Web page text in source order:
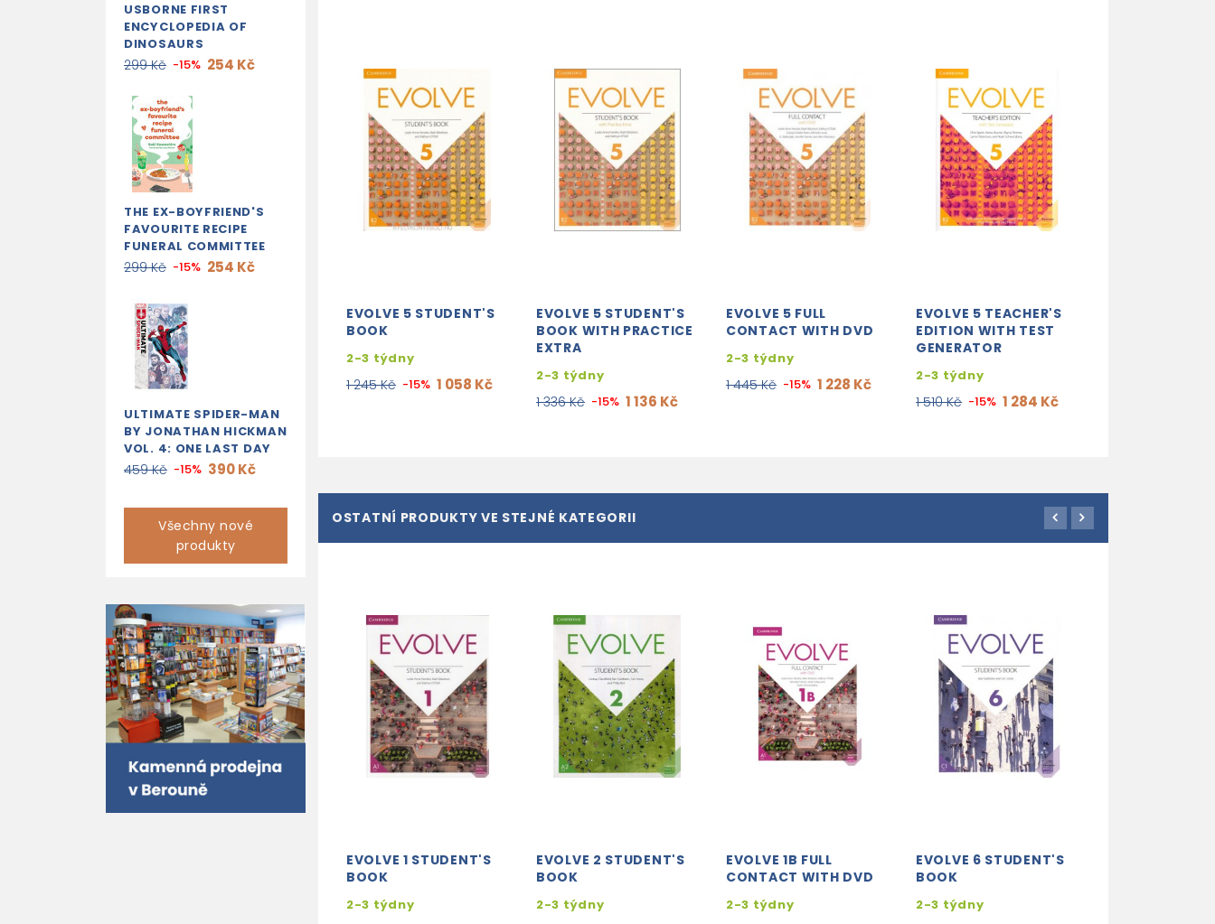
USBORNE FIRST
ENCYCLOPEDIA OF
DINOSAURS
299 Kč -15% 254 Kč
THE EX-BOYFRIEND'S
FAVOURITE RECIPE
FUNERAL COMMITTEE
299 Kč -15% 254 Kč
ULTIMATE SPIDER-MAN
BY JONATHAN HICKMAN
VOL. 4: ONE LAST DAY
459 Kč -15% 390 Kč
Všechny nové
produkty
EVOLVE 5 STUDENT'S
BOOK
2-3 týdny
1 245 Kč -15% 1 058 Kč
EVOLVE 5 STUDENT'S
BOOK WITH PRACTICE
EXTRA
2-3 týdny
1 336 Kč -15% 1 136 Kč
EVOLVE 5 FULL
CONTACT WITH DVD
2-3 týdny
1 445 Kč -15% 1 228 Kč
EVOLVE 5 TEACHER'S
EDITION WITH TEST
GENERATOR
2-3 týdny
1 510 Kč -15% 1 284 Kč
OSTATNÍ PRODUKTY VE STEJNÉ KATEGORII
EVOLVE 1 STUDENT'S
BOOK
2-3 týdny
EVOLVE 2 STUDENT'S
BOOK
2-3 týdny
EVOLVE 1B FULL
CONTACT WITH DVD
2-3 týdny
EVOLVE 6 STUDENT'S
BOOK
2-3 týdny